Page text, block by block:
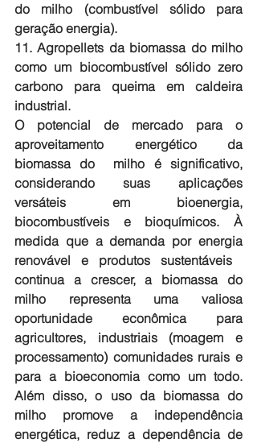
do milho (combustível sólido para
geração energia).
11. Agropellets da biomassa do milho
como um biocombustível sólido zero
carbono para queima em caldeira
industrial.
O potencial de mercado para o
aproveitamento energético da
biomassa do  milho é significativo,
considerando suas aplicações
versáteis em bioenergia,
biocombustíveis e bioquímicos. À
medida que a demanda por energia
renovável e produtos sustentáveis ​​
continua a crescer, a biomassa do
milho representa uma valiosa
oportunidade econômica para
agricultores, industriais (moagem e
processamento) comunidades rurais e
para a bioeconomia como um todo.
Além disso, o uso da biomassa do
milho promove a independência
energética, reduz a dependência de